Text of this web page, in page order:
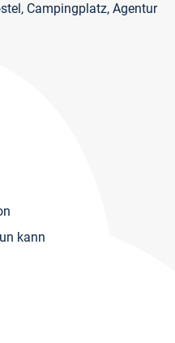
Campingplatz, Agentur
kann